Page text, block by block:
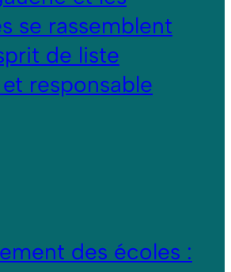
se rassemblent
de liste
responsable
des écoles :